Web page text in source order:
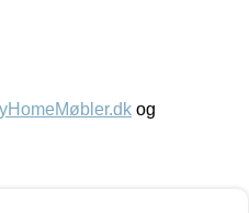
og